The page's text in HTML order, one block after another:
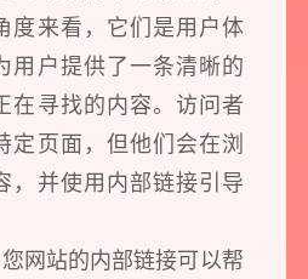
度来看，它们是用户体
用户提供了一条清晰的
在寻找的内容。访问者
定页面，但他们会在浏
，并使用内部链接引导
网站的内部链接可以帮